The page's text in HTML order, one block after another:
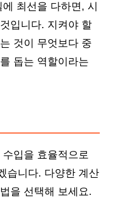
최선을 다하면, 시
입니다. 지켜야 할
것이 무엇보다 중
돕는 역할이라는
입을 효율적으로
습니다. 다양한 계산
을 선택해 보세요.